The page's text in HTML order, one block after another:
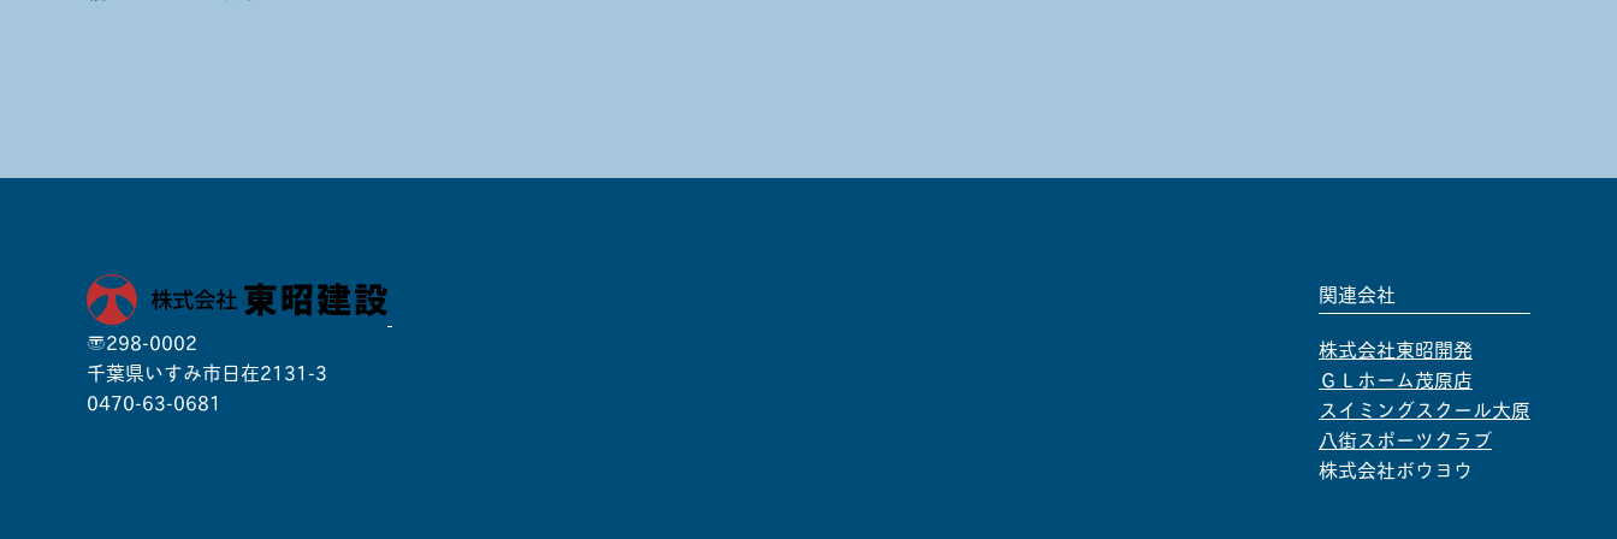
〒298-0002
千葉県いすみ市日在2131-3
0470-63-0681
関連会社
株式会社東昭開発
ＧＬホーム茂原店
スイミングスクール大原
八街スポーツクラブ
株式会社ボウヨウ